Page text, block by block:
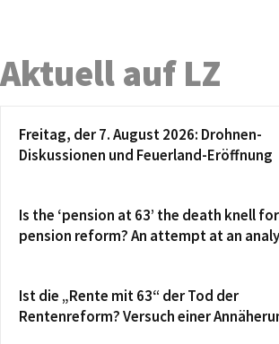
Aktuell auf LZ
Freitag, der 7. August 2026: Drohnen-
Diskussionen und Feuerland-Eröffnung
Is the ‘pension at 63’ the death knell for
pension reform? An attempt at an
Ist die „Rente mit 63“ der Tod der
Rentenreform? Versuch einer